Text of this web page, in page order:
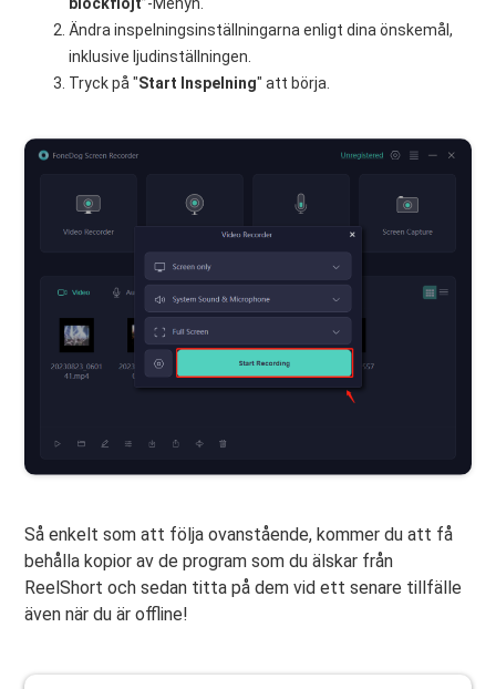
Ändra inspelningsinställningarna enligt dina önskemål,
inklusive ljudinställningen.
Tryck på "Start Inspelning" att börja.
Så enkelt som att följa ovanstående, kommer du att få
behålla kopior av de program som du älskar från
ReelShort och sedan titta på dem vid ett senare tillfälle
även när du är offline!